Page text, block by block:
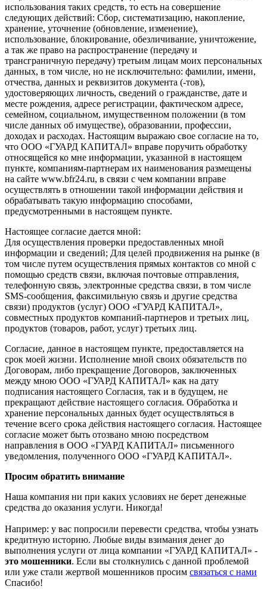
использования таких средств, то есть на совершение
следующих действий: Сбор, систематизацию, накопление,
хранение, уточнение (обновление, изменение),
использование, блокирование, обезличивание, уничтожение,
а так же право на распространение (передачу и
трансграничную передачу) третьим лицам моих персональных
данных, в том числе, но не исключительно: фамилии, имени,
отчества, данных и реквизитов документа (-тов),
удостоверяющих личность, сведений о гражданстве, дате и
месте рождения, адресе регистрации, фактическом адресе,
семейном, социальном, имущественном положении (в том
числе данных об имуществе), образовании, профессии,
доходах и расходах. Настоящим выражаю свое согласие на то,
что ООО «ГУАРД КАПИТАЛ» вправе поручить обработку
относящейся ко мне информации, указанной в настоящем
пункте, компаниям-партнерам их наименования размещены
на сайте www.bfr24.ru, в связи с чем компании вправе
осуществлять в отношении такой информации действия и
обрабатывать такую информацию способами,
предусмотренными в настоящем пункте.
Настоящее согласие дается мной:
Для осуществления проверки предоставленных мной
информации и сведений; Для целей продвижения на рынке (в
том числе путем осуществления прямых контактов со мной с
помощью средств связи, включая почтовые отправления,
телефонную связь, электронные средства связи, в том числе
SMS-сообщения, факсимильную связь и другие средства
связи) продуктов (услуг) ООО «ГУАРД КАПИТАЛ»,
совместных продуктов компаний-партнеров и третьих лиц,
продуктов (товаров, работ, услуг) третьих лиц.
Согласие, данное в настоящем пункте, предоставляется на
срок моей жизни. Исполнение мной своих обязательств по
Договорам, либо прекращение Договоров, заключенных
между мною ООО «ГУАРД КАПИТАЛ» как на дату
подписания настоящего Согласия, так и в будущем, не
прекращают действие настоящего согласия. Обработка и
хранение персональных данных будет осуществляться в
течение всего срока действия настоящего согласия. Настоящее
согласие может быть отозвано мною посредством
направления в ООО «ГУАРД КАПИТАЛ» письменного
уведомления, полученного ООО «ГУАРД КАПИТАЛ».
Просим обратить внимание
Наша компания ни при каких условиях не берет денежные
средства до оказания услуги. Никогда!
Например: у вас попросили перевести средства, чтобы узнать
кредитную историю. Любые виды взимания денег до
выполнения услуги от лица компании «ГУАРД КАПИТАЛ» -
это мошенники. Если вы столкнулись с данной проблемой
или уже стали жертвой мошенников просим связаться с нами
Спасибо!